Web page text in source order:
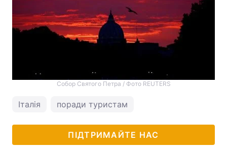
Собор Святого Петра / Фото REUTERS
Італія поради туристам
ПІДТРИМАЙТЕ НАС